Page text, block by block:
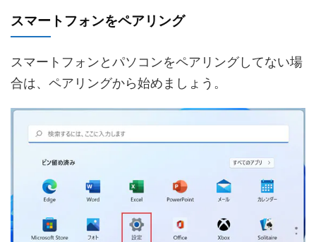
スマートフォンをペアリング
スマートフォンとパソコンをペアリングしてない場
合は、ペアリングから始めましょう。